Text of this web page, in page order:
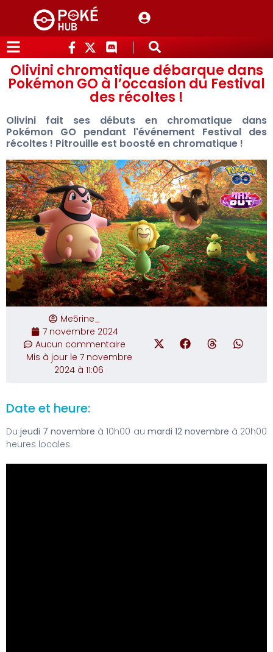
Olivini chromatique débarque dans
Pokémon GO à l’occasion du Festival
des récoltes !
Olivini fait ses débuts en chromatique dans
Pokémon GO pendant l'événement Festival des
récoltes ! Pitrouille est boosté en chromatique !
Me5rine_
7 novembre 2024
Aucun commentaire
Mis à jour le 7 novembre
2024 à 11:06
Date et heure:
Dujeudi 7 novembre à 10h00 au mardi 12 novembre à 20h00
heures locales.